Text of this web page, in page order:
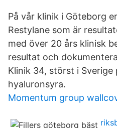
På vår klinik i Göteborg
Restylane som är
med över 20 års klinisk
resultat och
Klinik 34, störst i Sverige
hyaluronsyra.
Momentum group